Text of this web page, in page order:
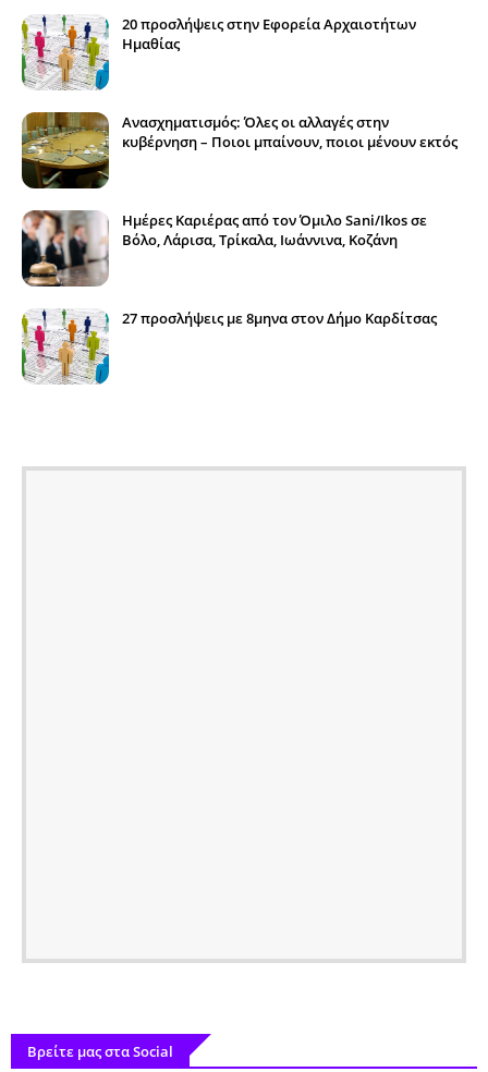
20 προσλήψεις στην Εφορεία Αρχαιοτήτων
Ημαθίας
Ανασχηματισμός: Όλες οι αλλαγές στην
κυβέρνηση – Ποιοι μπαίνουν, ποιοι μένουν εκτός
Ημέρες Καριέρας από τον Όμιλο Sani/Ikos σε
Βόλο, Λάρισα, Τρίκαλα, Ιωάννινα, Κοζάνη
27 προσλήψεις με 8μηνα στον Δήμο Καρδίτσας
Βρείτε μας στα Social